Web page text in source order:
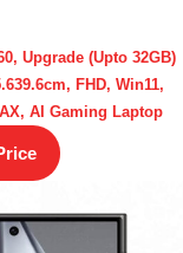
Upgrade (Upto 32GB)
FHD, Win11,
AI Gaming Laptop